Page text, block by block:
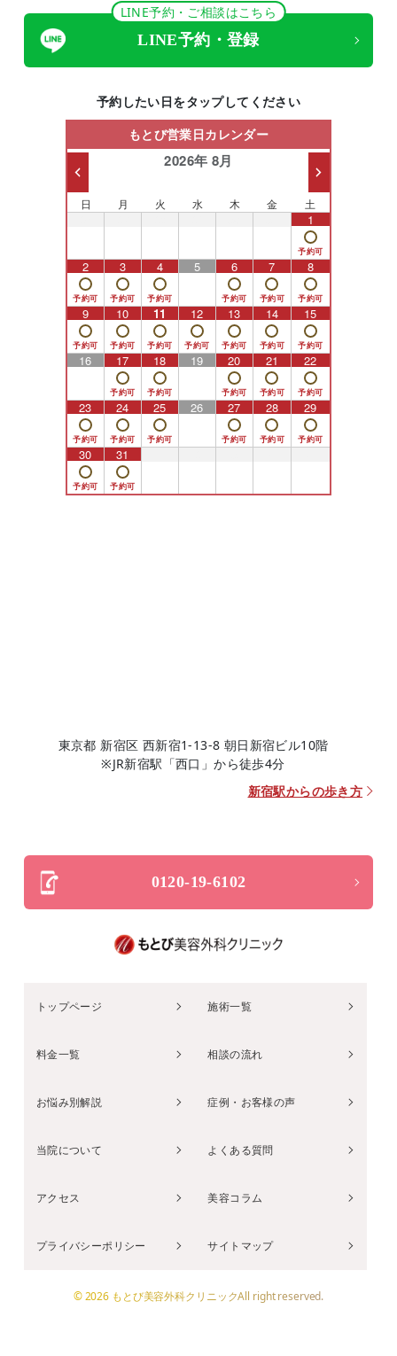
LINE予約・ご相談はこちら
LINE予約・登録
予約したい日をタップしてください
もとび営業日カレンダー
2026年 8月
日 月 火 水 木 金 土
1
2 3 4 5 6 7 8
9 10 11 12 13 14 15
16 17 18 19 20 21 22
23 24 25 26 27 28 29
30 31
東京都 新宿区 西新宿1-13-8 朝日新宿ビル10階
※JR新宿駅「西口」から徒歩4分
新宿駅からの歩き方
0120-19-6102
トップページ 施術一覧
料金一覧 相談の流れ
お悩み別解説 症例・お客様の声
当院について よくある質問
アクセス 美容コラム
プライバシーポリシー サイトマップ
© 2026 もとび美容外科クリニックAll right reserved.